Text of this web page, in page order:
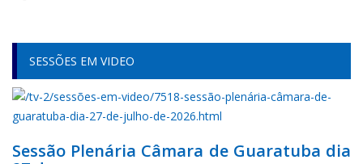
SESSÕES EM VIDEO
Sessão Plenária Câmara de Guaratuba dia